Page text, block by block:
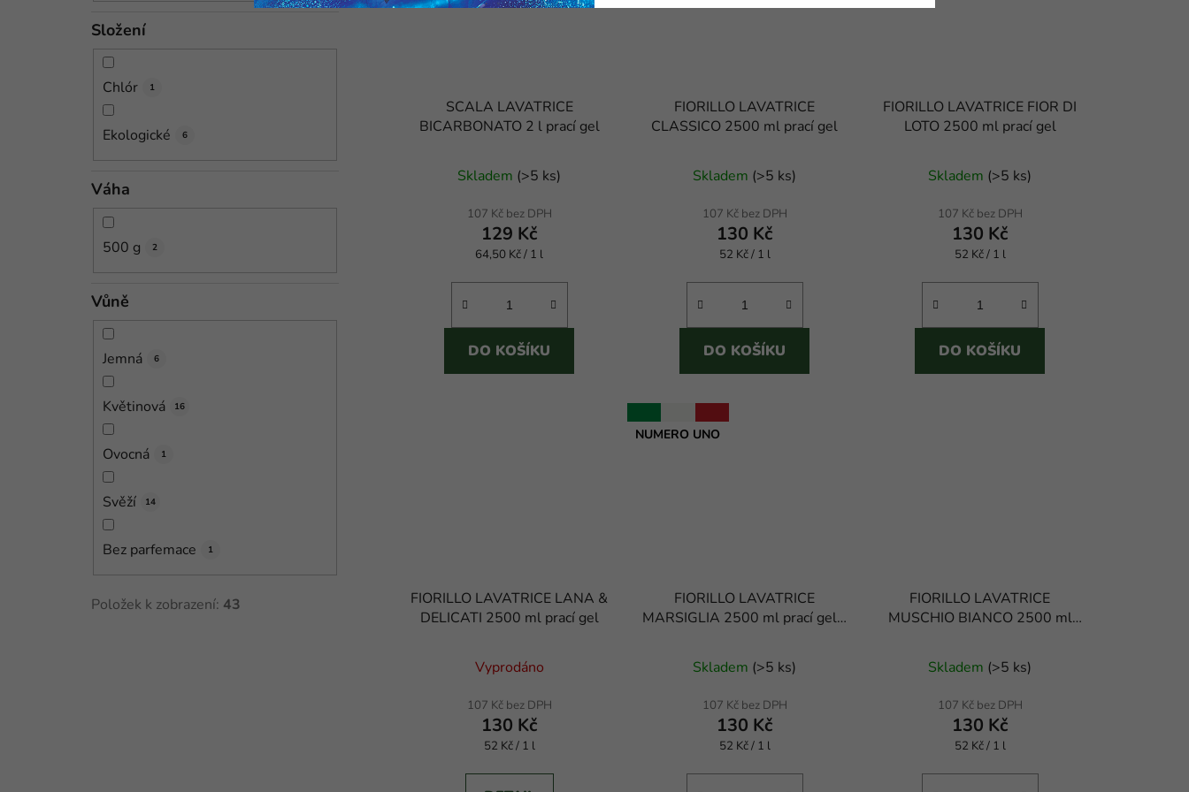
Složení
Chlór 1
Ekologické 6
Váha
500 g 2
Vůně
Jemná 6
Květinová 16
Ovocná 1
Svěží 14
Bez parfemace 1
Položek k zobrazení: 43
SCALA LAVATRICE
BICARBONATO 2 l prací gel
Skladem (>5 ks)
107 Kč bez DPH
129 Kč
Měrná
64,50 Kč / 1 l
DO KOŠÍKU
FIORILLO LAVATRICE
CLASSICO 2500 ml prací gel
hodnocení
produktu
je
3,4
z
5
hvězdiček.
Skladem (>5 ks)
107 Kč bez DPH
130 Kč
Měrná
52 Kč / 1 l
DO KOŠÍKU
FIORILLO LAVATRICE FIOR DI
LOTO 2500 ml prací gel
hodnocení
produktu
je
4,0
z
5
hvězdiček.
Skladem (>5 ks)
107 Kč bez DPH
130 Kč
Měrná
52 Kč / 1 l
DO KOŠÍKU
FIORILLO LAVATRICE LANA &
DELICATI 2500 ml prací gel
hodnocení
produktu
je
3,3
z
Vyprodáno
107 Kč bez DPH
130 Kč
Měrná
52 Kč / 1 l
NUMERO UNO
FIORILLO LAVATRICE
MARSIGLIA 2500 ml prací gel s
hodnocení
produktu
je
3,9
z
Skladem (>5 ks)
107 Kč bez DPH
130 Kč
Měrná
52 Kč / 1 l
FIORILLO LAVATRICE
MUSCHIO BIANCO 2500 ml
Skladem (>5 ks)
107 Kč bez DPH
130 Kč
Měrná
52 Kč / 1 l